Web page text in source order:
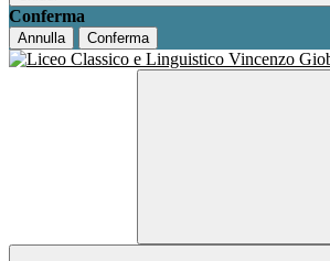
Conferma
Annulla Conferma